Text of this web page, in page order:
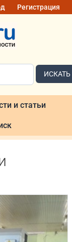
Регистрация
ИСКАТЬ
и статьи